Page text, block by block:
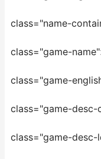
class="name-
class="game-
class="game-
class="game-desc-
class="game-desc-